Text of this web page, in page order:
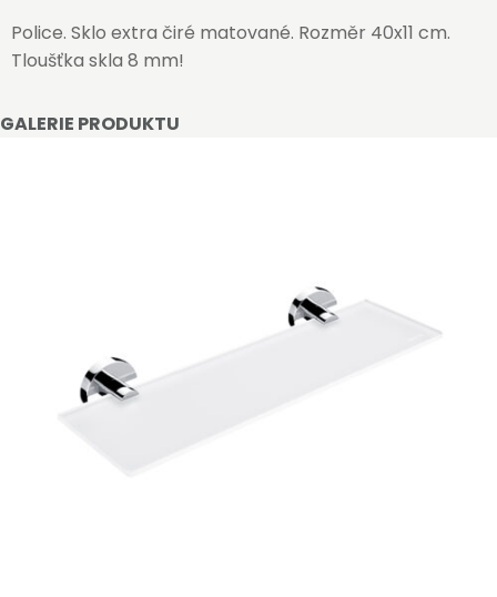
GALERIE PRODUKTU
Police. Sklo extra čiré matované. Rozměr 40x11 cm.
Tloušťka skla 8 mm!